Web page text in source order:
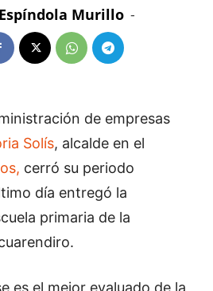
Murillo -
de empresas
Solís, alcalde en el
cerró su periodo
día entregó la
primaria de la
es el mejor evaluado de la